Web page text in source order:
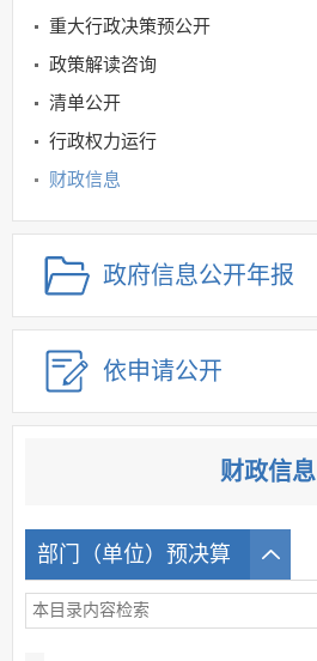
重大行政决策预公开
政策解读咨询
清单公开
行政权力运行
财政信息
惠民惠农补贴领域
公共资源交易领域
金融领域
规划信息
建议提案办理
公务员及事业单位招录
监督保障
其他法定信息
政府信息公开年报
依申请公开
财政信息
部门（单位）预决算